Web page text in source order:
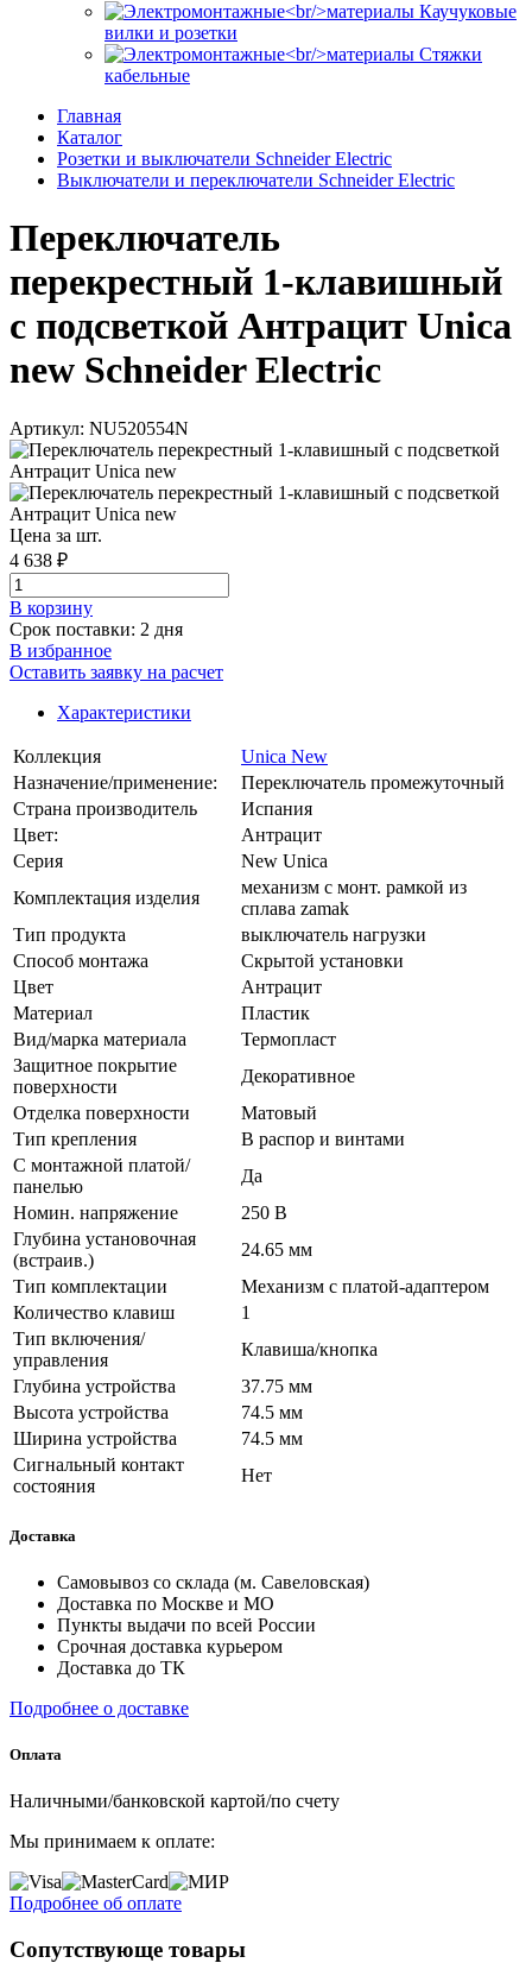
Каучуковые
вилки и розетки
Стяжки
кабельные
Главная
Каталог
Розетки и выключатели Schneider Electric
Выключатели и переключатели Schneider Electric
Переключатель
перекрестный 1-клавишный
с подсветкой Антрацит Unica
new Schneider Electric
Артикул: NU520554N
Цена за шт.
4 638 ₽
В корзинy
Срок поставки: 2 дня
В избранное
Оставить заявку на расчет
Характеристики
Коллекция
Unica New
Назначение/применение:
Переключатель промежуточный
Страна производитель
Испания
Цвет:
Антрацит
Серия
New Unica
Комплектация изделия
механизм с монт. рамкой из
сплава zamak
Тип продукта
выключатель нагрузки
Способ монтажа
Скрытой установки
Цвет
Антрацит
Материал
Пластик
Вид/марка материала
Термопласт
Защитное покрытие
поверхности
Декоративное
Отделка поверхности
Матовый
Тип крепления
В распор и винтами
С монтажной платой/
панелью
Да
Номин. напряжение
250 В
Глубина установочная
(встраив.)
24.65 мм
Тип комплектации
Механизм с платой-адаптером
Количество клавиш
1
Тип включения/
управления
Клавиша/кнопка
Глубина устройства
37.75 мм
Высота устройства
74.5 мм
Ширина устройства
74.5 мм
Сигнальный контакт
состояния
Нет
Доставка
Самовывоз со склада (м. Савеловская)
Доставка по Москве и МО
Пункты выдачи по всей России
Срочная доставка курьером
Доставка до ТК
Подробнее о доставке
Оплата
Наличными/банковской картой/по счету
Мы принимаем к оплате:
Подробнее об оплате
Сопутствующе товары